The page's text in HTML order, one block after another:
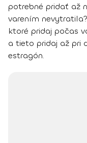
potrebné pridať až
varením
ktoré pridaj počas
a tieto pridaj až pri
estragón.